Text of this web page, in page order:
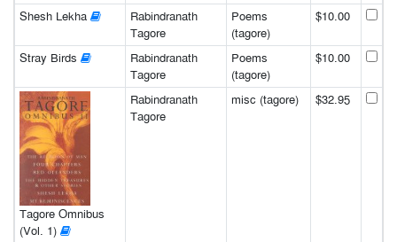
Shesh Lekha
Rabindranath
Tagore
Poems
(tagore)
$10.00
Stray Birds
Rabindranath
Tagore
Poems
(tagore)
$10.00
Tagore Omnibus
(Vol. 1)
Rabindranath
Tagore
misc (tagore) $32.95